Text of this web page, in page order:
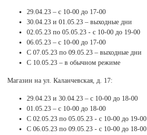
Томская область (1)
Тульская область (1)
Тюменская область (3)
Хакасия (1)
Ямало-Ненецкий автономный округ (1)
Ярославская область (1)
29.04.23 – с 10-00 до 17-00
30.04.23 и 01.05.23 – выходные дни
02.05.23 по 05.05.23 - с 10-00 до 19-00
06.05.23 – с 10-00 до 17-00
С 07.05.23 по 09.05.23 – выходные дни
С 10.05.23 – в обычном режиме
Магазин на ул. Каланчевская, д. 17:
29.04.23 и 30.04.23 – с 10-00 до 18-00
01.05.23 – с 10-00 до 18-00
С 02.05.23 по 05.05.23 - с 10-00 до 19-00
С 06.05.23 по 09.05.23 - с 10-00 до 18-00